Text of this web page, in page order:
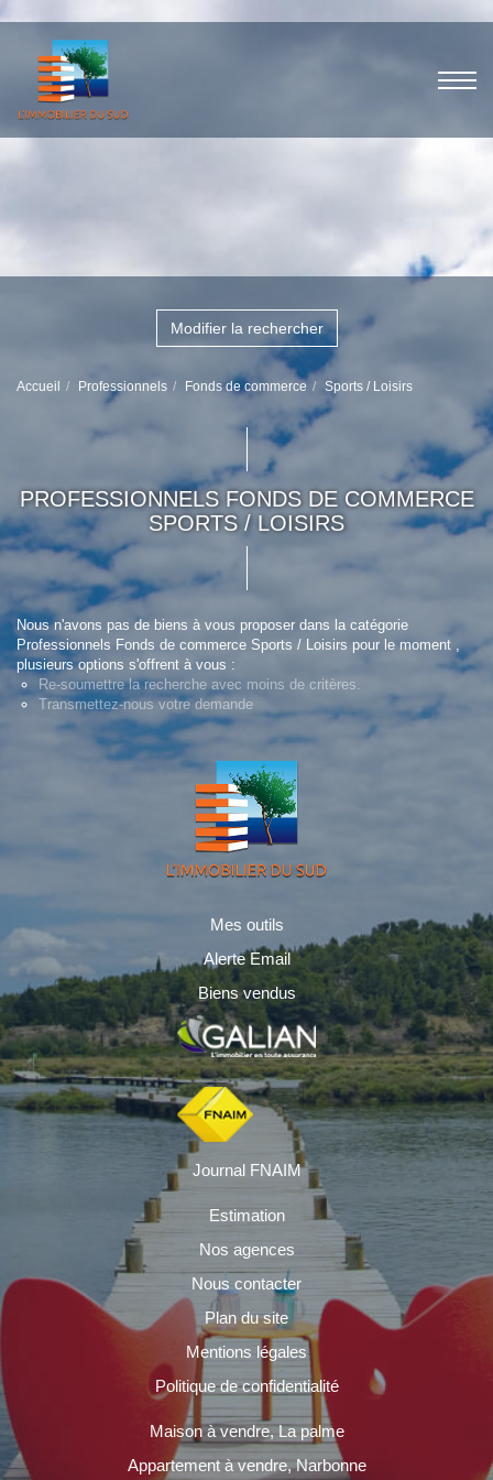
Modifier la rechercher
Accueil Professionnels Fonds de commerce Sports / Loisirs
PROFESSIONNELS FONDS DE COMMERCE
SPORTS / LOISIRS
Nous n'avons pas de biens à vous proposer dans la catégorie
Professionnels Fonds de commerce Sports / Loisirs pour le moment ,
plusieurs options s'offrent à vous :
Re-soumettre la recherche avec moins de critères.
Transmettez-nous votre demande
Mes outils
Alerte Email
Biens vendus
Journal FNAIM
Estimation
Nos agences
Nous contacter
Plan du site
Mentions légales
Politique de confidentialité
Maison à vendre, La palme
Appartement à vendre, Narbonne